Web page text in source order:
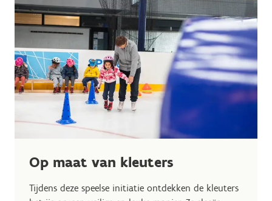
Op maat van kleuters
Tijdens deze speelse initiatie ontdekken de kleuters